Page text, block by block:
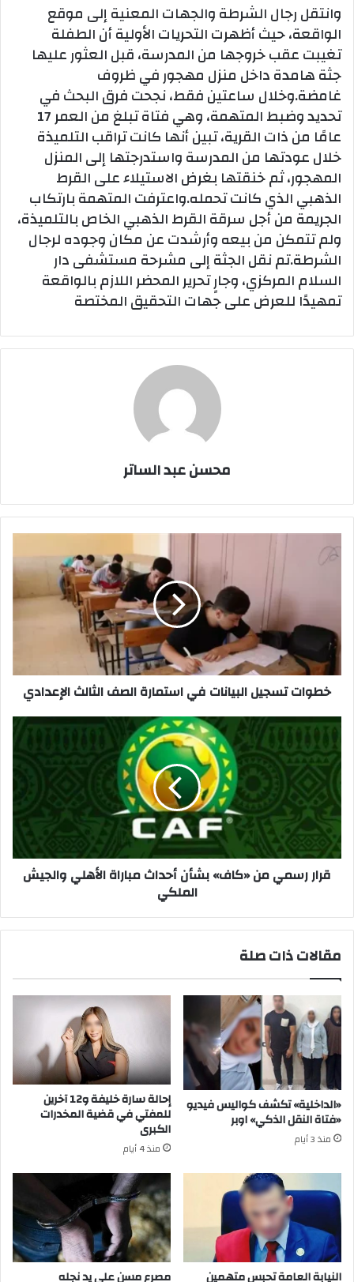
وانتقل رجال الشرطة والجهات المعنية إلى موقع
الواقعة، حيث أظهرت التحريات الأولية أن الطفلة
تغيبت عقب خروجها من المدرسة، قبل العثور عليها
جثة هامدة داخل منزل مهجور في ظروف
غامضة.وخلال ساعتين فقط، نجحت فرق البحث في
تحديد وضبط المتهمة، وهي فتاة تبلغ من العمر 17
عامًا من ذات القرية، تبين أنها كانت تراقب التلميذة
خلال عودتها من المدرسة واستدرجتها إلى المنزل
المهجور، ثم خنقتها بغرض الاستيلاء على القرط
الذهبي الذي كانت تحمله.واعترفت المتهمة بارتكاب
الجريمة من أجل سرقة القرط الذهبي الخاص بالتلميذة،
ولم تتمكن من بيعه وأرشدت عن مكان وجوده لرجال
الشرطة.تم نقل الجثة إلى مشرحة مستشفى دار
السلام المركزي، وجارٍ تحرير المحضر اللازم بالواقعة
تمهيدًا للعرض على جهات التحقيق المختصة
محسن عبد الساتر
تسجيل
الصف
الثالث
الإعدادي
خطوات تسجيل البيانات في استمارة الصف الثالث الإعدادي
قرار
رسمي
من
«كاف»
بشأن
أحداث
مباراة
الأهلي
والجيش
الملكي
قرار رسمي من «كاف» بشأن أحداث مباراة الأهلي والجيش
الملكي
مقالات ذات صلة
«الداخلية» تكشف كواليس فيديو
«فتاة النقل الذكي» اوبر
منذ 3 أيام
إحالة سارة خليفة و12 آخرين
للمفتي في قضية المخدرات
الكبرى
منذ 4 أيام
النيابة العامة تحبس متهمين مصرع مسن على يد نجله